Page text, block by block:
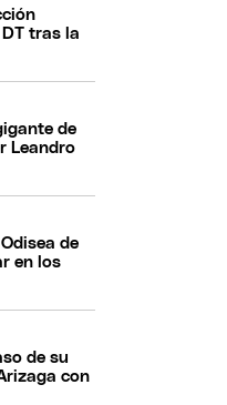
tras la
de
Leandro
de
en los
de su
con